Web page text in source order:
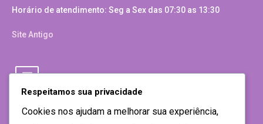
Horário de atendimento: Seg a Sex das 07:30 as 13:30
Site Antigo
Respeitamos sua privacidade
Cookies nos ajudam a melhorar sua experiência,